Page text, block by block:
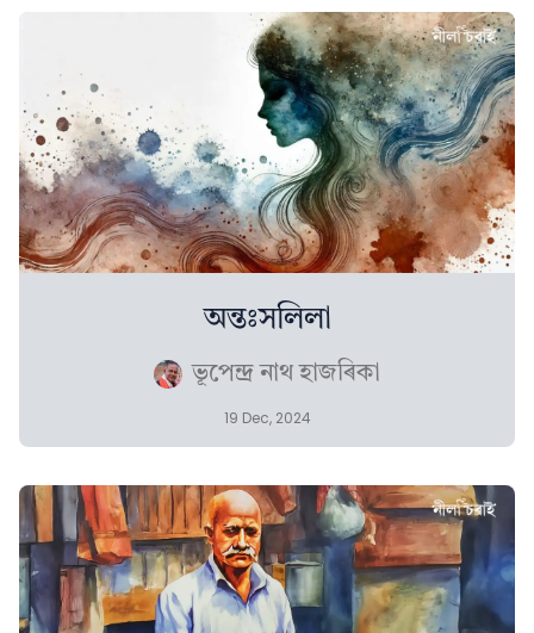
অন্তঃসলিলা
ভূপেন্দ্ৰ নাথ হাজৰিকা
19 Dec, 2024